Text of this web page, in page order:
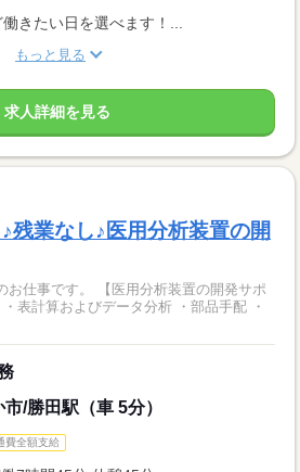
きたい日を選べます！...
もっと見る
求人詳細を見る
残業なし♪医用分析装置の開
お仕事です。 【医用分析装置の開発サポ
表計算およびデータ分析 ・部品手配 ・
/勝田駅（車 5分）
費全額支給